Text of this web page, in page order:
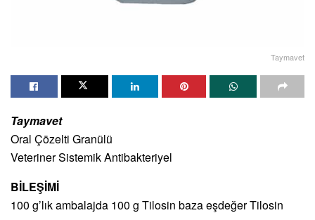
Taymavet
Taymavet
Oral Çözelti Granülü
Veteriner Sistemik Antibakteriyel
BİLEŞİMİ
100 g’lık ambalajda 100 g Tilosin baza eşdeğer Tilosin